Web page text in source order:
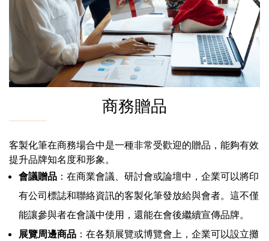
商務贈品
客製化筆在商務場合中是一種非常受歡迎的贈品，能夠有效
提升品牌知名度和形象。
會議贈品 ：在商業會議、研討會或論壇中，企業可以將印
有公司標誌和聯絡資訊的客製化筆發放給與會者。這不僅
能讓參與者在會議中使用，還能在會後繼續宣傳品牌。
展覽周邊商品 ：在各類展覽或博覽會上，企業可以設立攤